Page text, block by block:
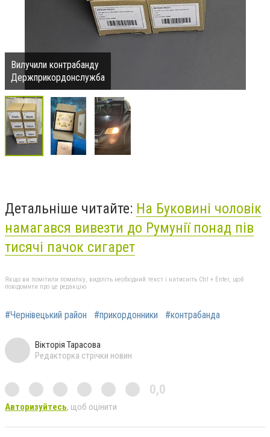
Вилучили контрабанду
Держприкордонслужба
Детальніше читайте: На Буковині чоловік
намагався вивезти до Румунії понад пів
тисячі пачок сигарет
Якщо ви помітили помилку, виділіть необхідний текст і натисніть Ctrl + Enter, щоб
повідомити про це редакцію
#Чернівецький район #прикордонники #контрабанда
Вікторія Тарасова
Редакторка стрічки новин
0,0
Авторизуйтесь, щоб оцінити